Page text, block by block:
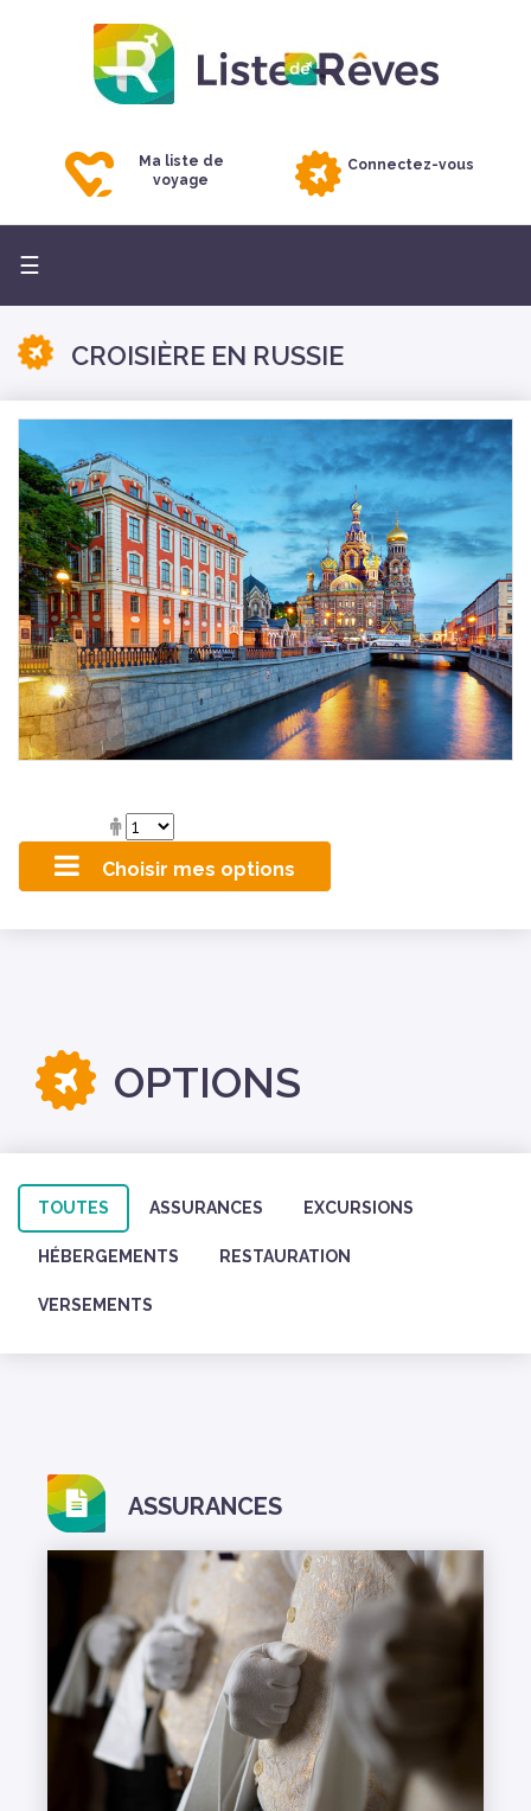
Ma liste de
voyage
Connectez-vous
Basculer
navigation
☰
CROISIÈRE EN RUSSIE
Choisir mes options
OPTIONS
TOUTES ASSURANCES EXCURSIONS
HÉBERGEMENTS RESTAURATION
VERSEMENTS
ASSURANCES